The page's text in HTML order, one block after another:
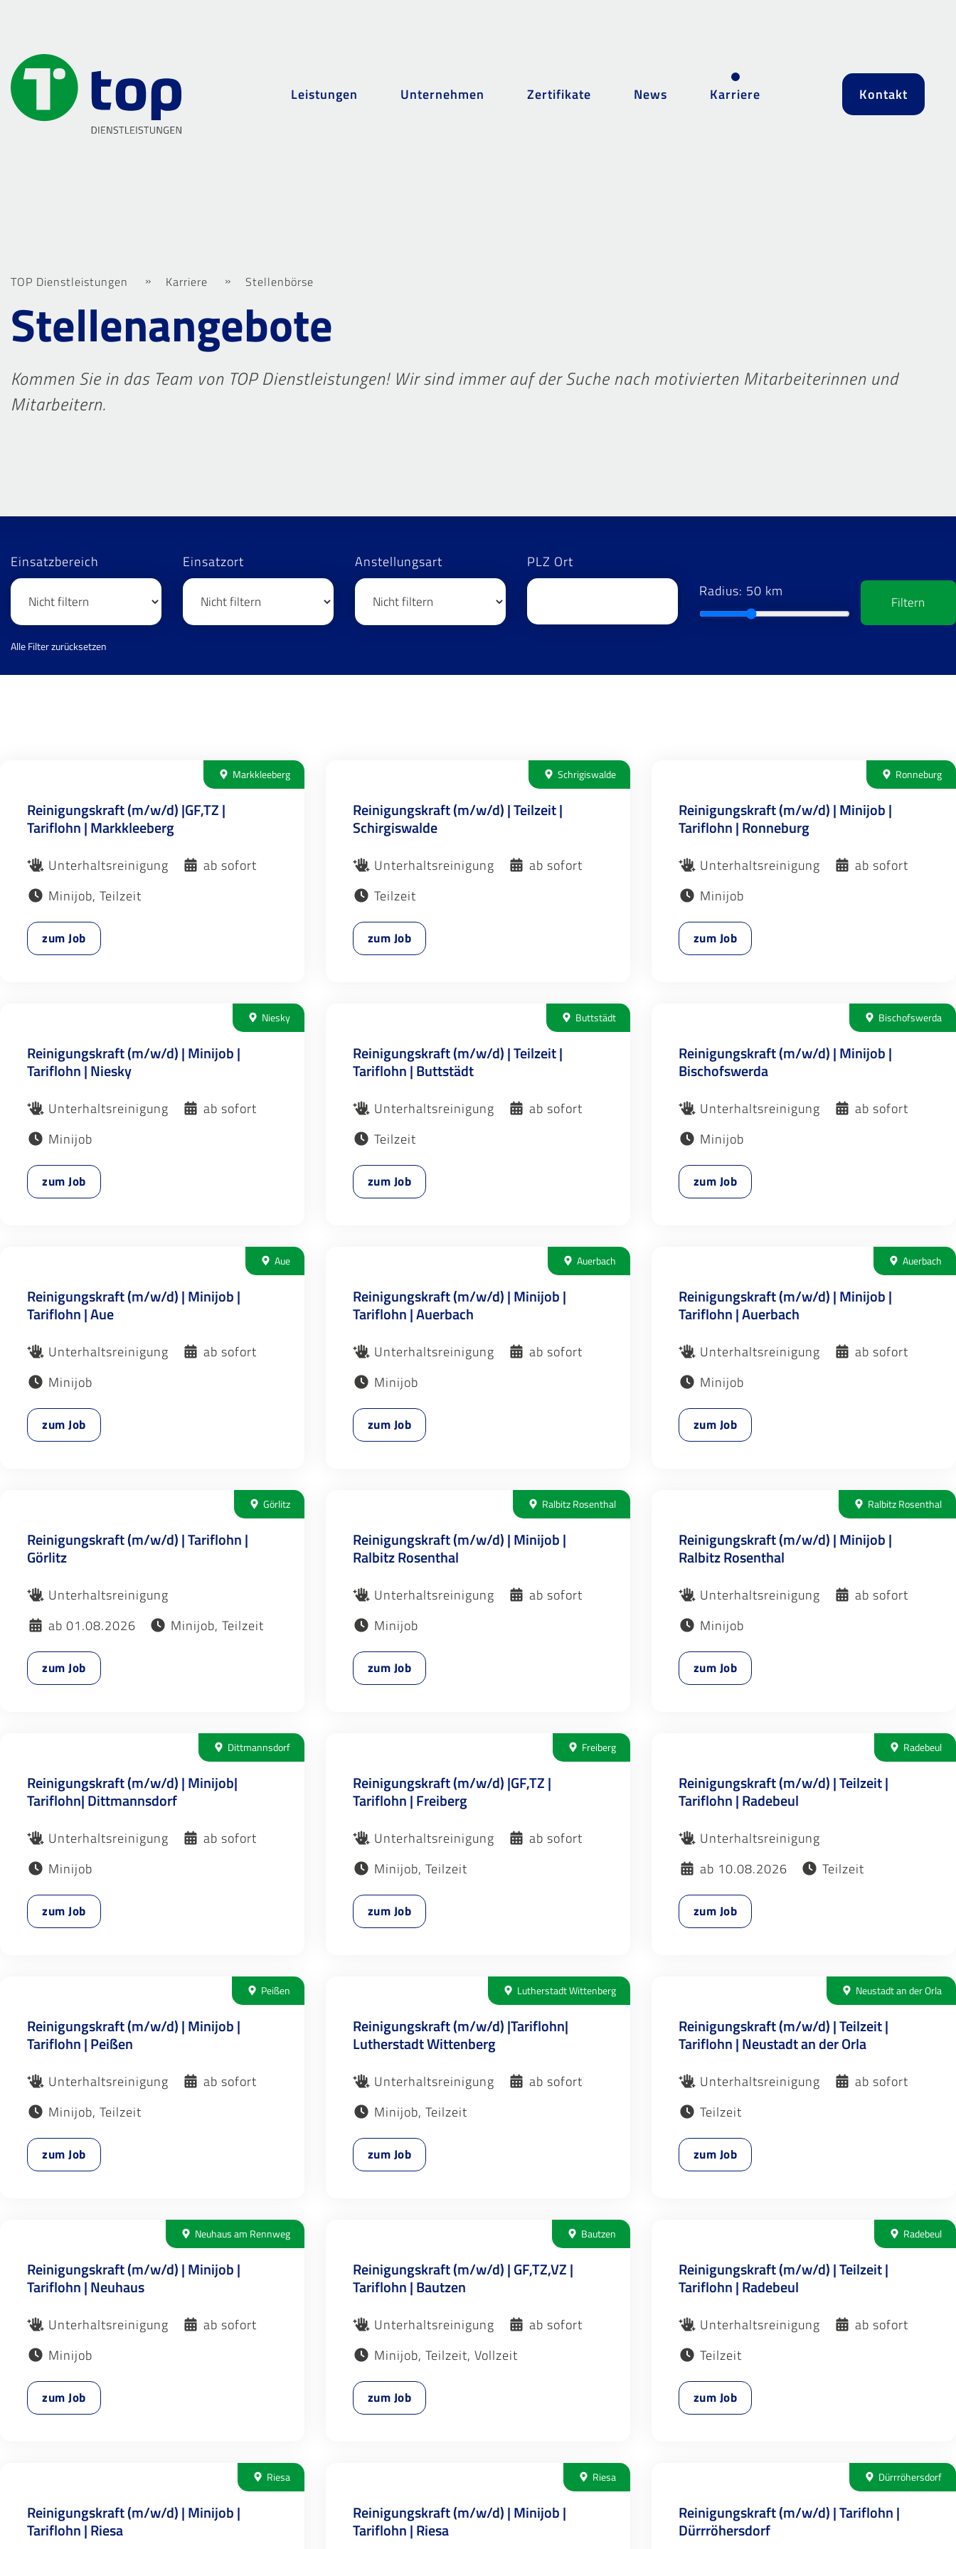
Leistungen Unternehmen Zertifikate News Karriere Kontakt
TOP Dienstleistungen Karriere Stellenbörse
Stellenangebote
Kommen Sie in das Team von TOP Dienstleistungen! Wir sind immer auf der Suche nach motivierten Mitarbeiterinnen und
Mitarbeitern.
Einsatzbereich Einsatzort Anstellungsart
PLZ Ort
Radius: 50 km
Alle Filter zurücksetzen
Markkleeberg
Reinigungskraft (m/w/d) |GF,TZ |
Tariflohn | Markkleeberg
Unterhaltsreinigung
ab sofort
Minijob, Teilzeit
zum Job
Schrigiswalde
Reinigungskraft (m/w/d) | Teilzeit |
Schirgiswalde
Unterhaltsreinigung
ab sofort
Teilzeit
zum Job
Ronneburg
Reinigungskraft (m/w/d) | Minijob |
Tariflohn | Ronneburg
Unterhaltsreinigung
ab sofort
Minijob
zum Job
Niesky
Reinigungskraft (m/w/d) | Minijob |
Tariflohn | Niesky
Unterhaltsreinigung
ab sofort
Minijob
zum Job
Buttstädt
Reinigungskraft (m/w/d) | Teilzeit |
Tariflohn | Buttstädt
Unterhaltsreinigung
ab sofort
Teilzeit
zum Job
Bischofswerda
Reinigungskraft (m/w/d) | Minijob |
Bischofswerda
Unterhaltsreinigung
ab sofort
Minijob
zum Job
Aue
Reinigungskraft (m/w/d) | Minijob |
Tariflohn | Aue
Unterhaltsreinigung
ab sofort
Minijob
zum Job
Auerbach
Reinigungskraft (m/w/d) | Minijob |
Tariflohn | Auerbach
Unterhaltsreinigung
ab sofort
Minijob
zum Job
Auerbach
Reinigungskraft (m/w/d) | Minijob |
Tariflohn | Auerbach
Unterhaltsreinigung
ab sofort
Minijob
zum Job
Görlitz
Reinigungskraft (m/w/d) | Tariflohn |
Görlitz
Unterhaltsreinigung
ab 01.08.2026
Minijob, Teilzeit
zum Job
Ralbitz Rosenthal
Reinigungskraft (m/w/d) | Minijob |
Ralbitz Rosenthal
Unterhaltsreinigung
ab sofort
Minijob
zum Job
Ralbitz Rosenthal
Reinigungskraft (m/w/d) | Minijob |
Ralbitz Rosenthal
Unterhaltsreinigung
ab sofort
Minijob
zum Job
Dittmannsdorf
Reinigungskraft (m/w/d) | Minijob|
Tariflohn| Dittmannsdorf
Unterhaltsreinigung
ab sofort
Minijob
zum Job
Freiberg
Reinigungskraft (m/w/d) |GF,TZ |
Tariflohn | Freiberg
Unterhaltsreinigung
ab sofort
Minijob, Teilzeit
zum Job
Radebeul
Reinigungskraft (m/w/d) | Teilzeit |
Tariflohn | Radebeul
Unterhaltsreinigung
ab 10.08.2026
Teilzeit
zum Job
Peißen
Reinigungskraft (m/w/d) | Minijob |
Tariflohn | Peißen
Unterhaltsreinigung
ab sofort
Minijob, Teilzeit
zum Job
Lutherstadt Wittenberg
Reinigungskraft (m/w/d) |Tariflohn|
Lutherstadt Wittenberg
Unterhaltsreinigung
ab sofort
Minijob, Teilzeit
zum Job
Neustadt an der Orla
Reinigungskraft (m/w/d) | Teilzeit |
Tariflohn | Neustadt an der Orla
Unterhaltsreinigung
ab sofort
Teilzeit
zum Job
Neuhaus am Rennweg
Reinigungskraft (m/w/d) | Minijob |
Tariflohn | Neuhaus
Unterhaltsreinigung
ab sofort
Minijob
zum Job
Bautzen
Reinigungskraft (m/w/d) | GF,TZ,VZ |
Tariflohn | Bautzen
Unterhaltsreinigung
ab sofort
Minijob, Teilzeit, Vollzeit
zum Job
Radebeul
Reinigungskraft (m/w/d) | Teilzeit |
Tariflohn | Radebeul
Unterhaltsreinigung
ab sofort
Teilzeit
zum Job
Riesa
Reinigungskraft (m/w/d) | Minijob |
Tariflohn | Riesa
Riesa
Reinigungskraft (m/w/d) | Minijob |
Tariflohn | Riesa
Dürrröhersdorf
Reinigungskraft (m/w/d) | Tariflohn |
Dürrröhersdorf